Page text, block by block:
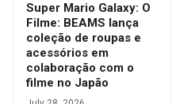
Super Mario Galaxy: O
Filme: BEAMS lança
coleção de roupas e
acessórios em
colaboração com o
filme no Japão